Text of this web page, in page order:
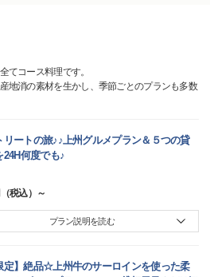
てコース料理です。
地消の素材を生かし、季節ごとのプランも多数
リートの旅♪♪上州グルメプラン＆５つの貸
24H何度でも♪
税込）～
プラン説明を読む
定】絶品☆上州牛のサーロインを使った柔